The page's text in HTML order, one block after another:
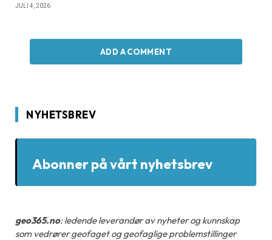
JULI 4, 2026
ADD A COMMENT
NYHETSBREV
Abonner på vårt nyhetsbrev
geo365.no: ledende leverandør av nyheter og kunnskap
som vedrører geofaget og geofaglige problemstillinger